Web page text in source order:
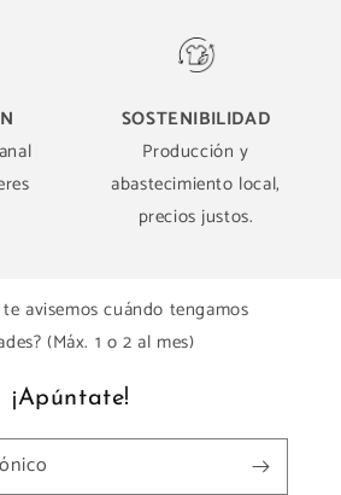
SOSTENIBILIDAD
Producción y
abastecimiento local,
precios justos.
avisemos cuándo tengamos
(Máx. 1 o 2 al mes)
¡Apúntate!